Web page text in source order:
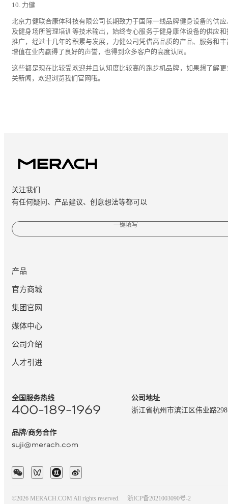
10. 力健
北京力健联合康体科技有限公司长期致力于国际一线品牌健身设备的供应
及健身场所管理培训等技术输出，始终专心服务于健身康体设备的供应和
推广，经过十几年的积累与发展，力健公司凭借高品质的产品、服务和丰
增值在业内赢得了良好的声誉，也得到众多客户的高度认同。
这些都是现在比较受欢迎并且认知度比较高的跑步机品牌，如果想了解更
关新闻，欢迎浏览我们官网哦。
关注我们
有任何疑问、产品建议、创意想法等都可以
一键填写
产品
官方商城
集团官网
媒体中心
公司介绍
人才引进
全国服务热线
400-189-1969
品牌/商务合作
suji@merach.com
公司地址
浙江省杭州市滨江区伟业路
©2026 MERACH.COM All rights reserved. 浙ICP备2021003090号-2